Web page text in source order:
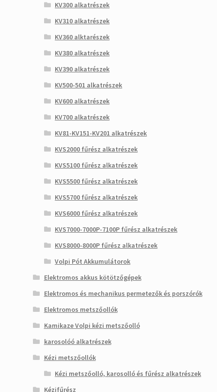
KV300 alkatrészek
KV310 alkatrészek
KV360 alktarészek
KV380 alkatrészek
KV390 alkatrészek
KV500-501 alkatrészek
KV600 alkatrészek
KV700 alkatrészek
KV81-KV151-KV201 alkatrészek
KVS2000 fűrész alkatrészek
KVS5100 fűrész alkatrészek
KVS5500 fűrész alkatrészek
KVS5700 fűrész alkatrészek
KVS6000 fűrész alkatrészek
KVS7000-7000P-7100P fűrész alkatrészek
KVS8000-8000P fűrész alkatrészek
Volpi Pót Akkumulátorok
Elektromos akkus kötötzőgépek
Elektromos és mechanikus permetezők és porszórók
Elektromos metszőollók
Kamikaze Volpi kézi metszőolló
karosolóó alkatrészek
Kézi metszőollók
Kézi metszőolló, karosolló és fűrész alkatrészek
Kézifűrész